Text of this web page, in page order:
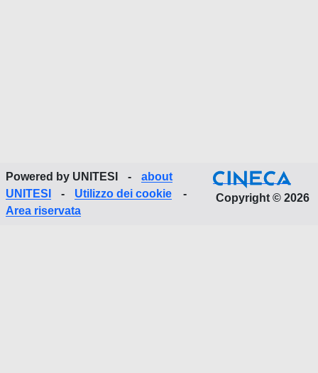
Powered by UNITESI -
about
UNITESI
- Utilizzo dei cookie
-
Area riservata
Copyright © 2026